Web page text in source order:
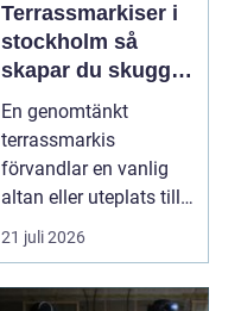
Terrassmarkiser i
stockholm så
skapar du skugga,
stil och komfort på
uteplatsen
En genomtänkt
terrassmarkis
förvandlar en vanlig
altan eller uteplats till
ett extra rum under
somma...
21 juli 2026